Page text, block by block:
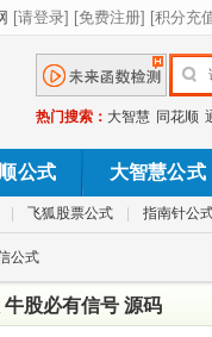
热门搜索： 大智慧 同花顺
公式 大智慧公式
飞狐股票公式 指南针公
公式
股必有信号 源码